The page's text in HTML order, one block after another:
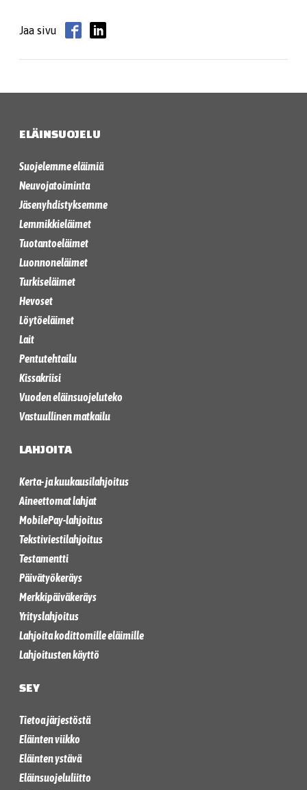
Jaa sivu
ELÄINSUOJELU
Suojelemme eläimiä
Neuvojatoiminta
Jäsenyhdistyksemme
Lemmikkieläimet
Tuotantoeläimet
Luonnoneläimet
Turkiseläimet
Hevoset
Löytöeläimet
Lait
Pentutehtailu
Kissakriisi
Vuoden eläinsuojeluteko
Vastuullinen matkailu
LAHJOITA
Kerta- ja kuukausilahjoitus
Aineettomat lahjat
MobilePay-lahjoitus
Tekstiviestilahjoitus
Testamentti
Päivätyökeräys
Merkkipäiväkeräys
Yrityslahjoitus
Lahjoita kodittomille eläimille
Lahjoitusten käyttö
SEY
Tietoa järjestöstä
Eläinten viikko
Eläinten ystävä
Eläinsuojeluliitto